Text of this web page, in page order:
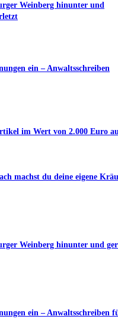
Weinberg hinunter und
ein – Anwaltsschreiben
im Wert von 2.000 Euro
machst du deine eigene
Weinberg hinunter und
ein – Anwaltsschreiben